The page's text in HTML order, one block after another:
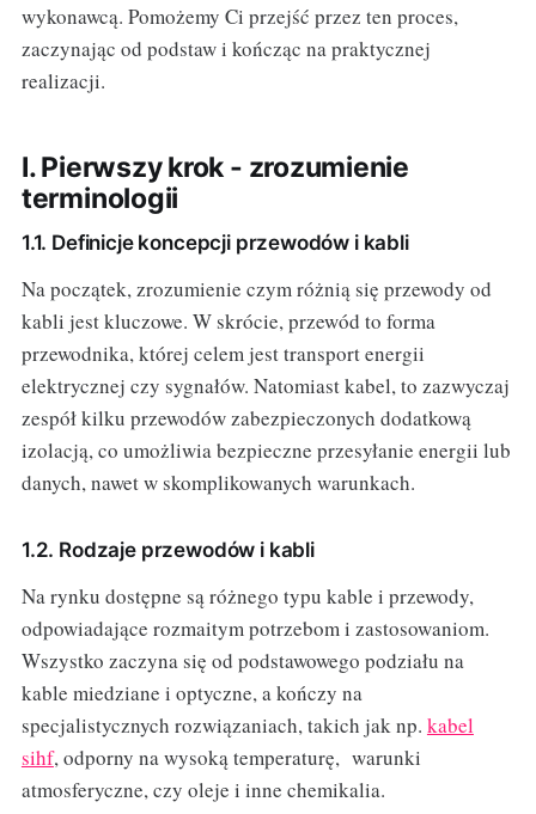
wykonawcą. Pomożemy Ci przejść przez ten proces,
zaczynając od podstaw i kończąc na praktycznej
realizacji.
I. Pierwszy krok - zrozumienie
terminologii
1.1. Definicje koncepcji przewodów i kabli
Na początek, zrozumienie czym różnią się przewody od
kabli jest kluczowe. W skrócie, przewód to forma
przewodnika, której celem jest transport energii
elektrycznej czy sygnałów. Natomiast kabel, to zazwyczaj
zespół kilku przewodów zabezpieczonych dodatkową
izolacją, co umożliwia bezpieczne przesyłanie energii lub
danych, nawet w skomplikowanych warunkach.
1.2. Rodzaje przewodów i kabli
Na rynku dostępne są różnego typu kable i przewody,
odpowiadające rozmaitym potrzebom i zastosowaniom.
Wszystko zaczyna się od podstawowego podziału na
kable miedziane i optyczne, a kończy na
specjalistycznych rozwiązaniach, takich jak np. kabel
sihf, odporny na wysoką temperaturę, warunki
atmosferyczne, czy oleje i inne chemikalia.